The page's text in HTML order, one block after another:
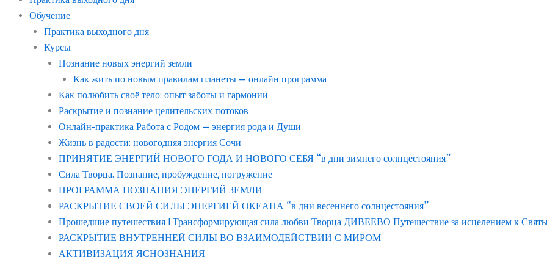
Обучение
Практика выходного дня
Курсы
Познание новых энергий земли
Как жить по новым правилам планеты — онлайн программа
Как полюбить своё тело: опыт заботы и гармонии
Раскрытие и познание целительских потоков
Онлайн-практика Работа с Родом — энергия рода и Души
Жизнь в радости: новогодняя энергия Сочи
ПРИНЯТИЕ ЭНЕРГИЙ НОВОГО ГОДА И НОВОГО СЕБЯ “в дни зимнего солнцестояния”
Сила Творца. Познание, пробуждение, погружение
ПРОГРАММА ПОЗНАНИЯ ЭНЕРГИЙ ЗЕМЛИ
РАСКРЫТИЕ СВОЕЙ СИЛЫ ЭНЕРГИЕЙ ОКЕАНА “в дни весеннего солнцестояния”
Прошедшие путешествия | Трансформирующая сила любви Творца ДИВЕЕВО Путешествие за исцелением к
РАСКРЫТИЕ ВНУТРЕННЕЙ СИЛЫ ВО ВЗАИМОДЕЙСТВИИ С МИРОМ
АКТИВИЗАЦИЯ ЯСНОЗНАНИЯ